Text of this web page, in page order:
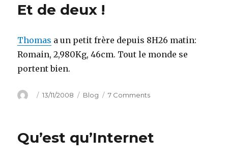
Et de deux !
Thomas a un petit frère depuis 8H26 matin:
Romain, 2,980Kg, 46cm. Tout le monde se
portent bien.
Author
Posted
13/11/2008 Categories
Blog 7 Commentson
!
Qu’est qu’Internet